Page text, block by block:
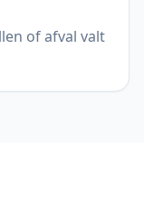
of afval valt